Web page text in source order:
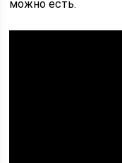
можно есть.